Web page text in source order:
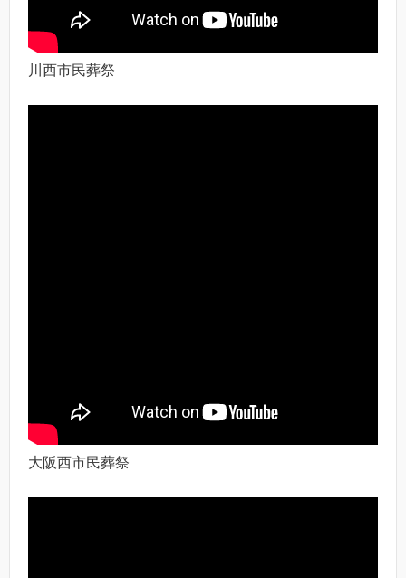
川西市民葬祭
大阪西市民葬祭